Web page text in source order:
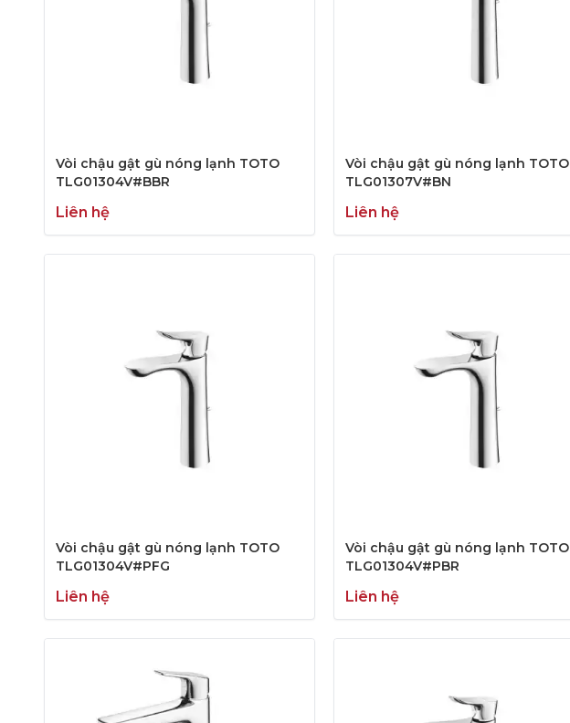
Vòi chậu gật gù nóng lạnh TOTO
TLG01304V#BBR
Liên hệ
Vòi chậu gật gù nóng lạnh TOTO
TLG01307V#BN
Liên hệ
Vòi chậu gật gù nóng lạnh TOTO
TLG01304V#PFG
Liên hệ
Vòi chậu gật gù nóng lạnh TOTO
TLG01304V#PBR
Liên hệ